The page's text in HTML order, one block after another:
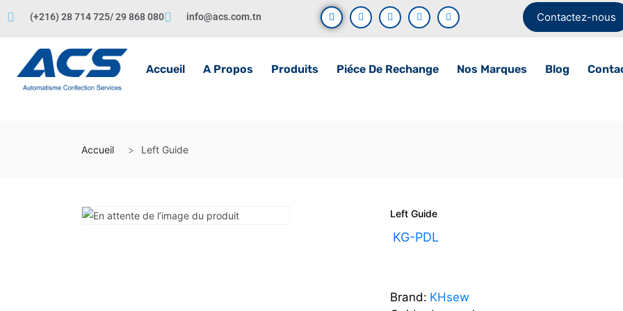
(+216) 28 714 725/ 29 868 080 info@acs.com.tn Contactez-nous
Accueil A Propos Produits Piéce De Rechange Nos Marques Blog
Accueil Left Guide
Left Guide
KG-PDL
Brand: KHsew